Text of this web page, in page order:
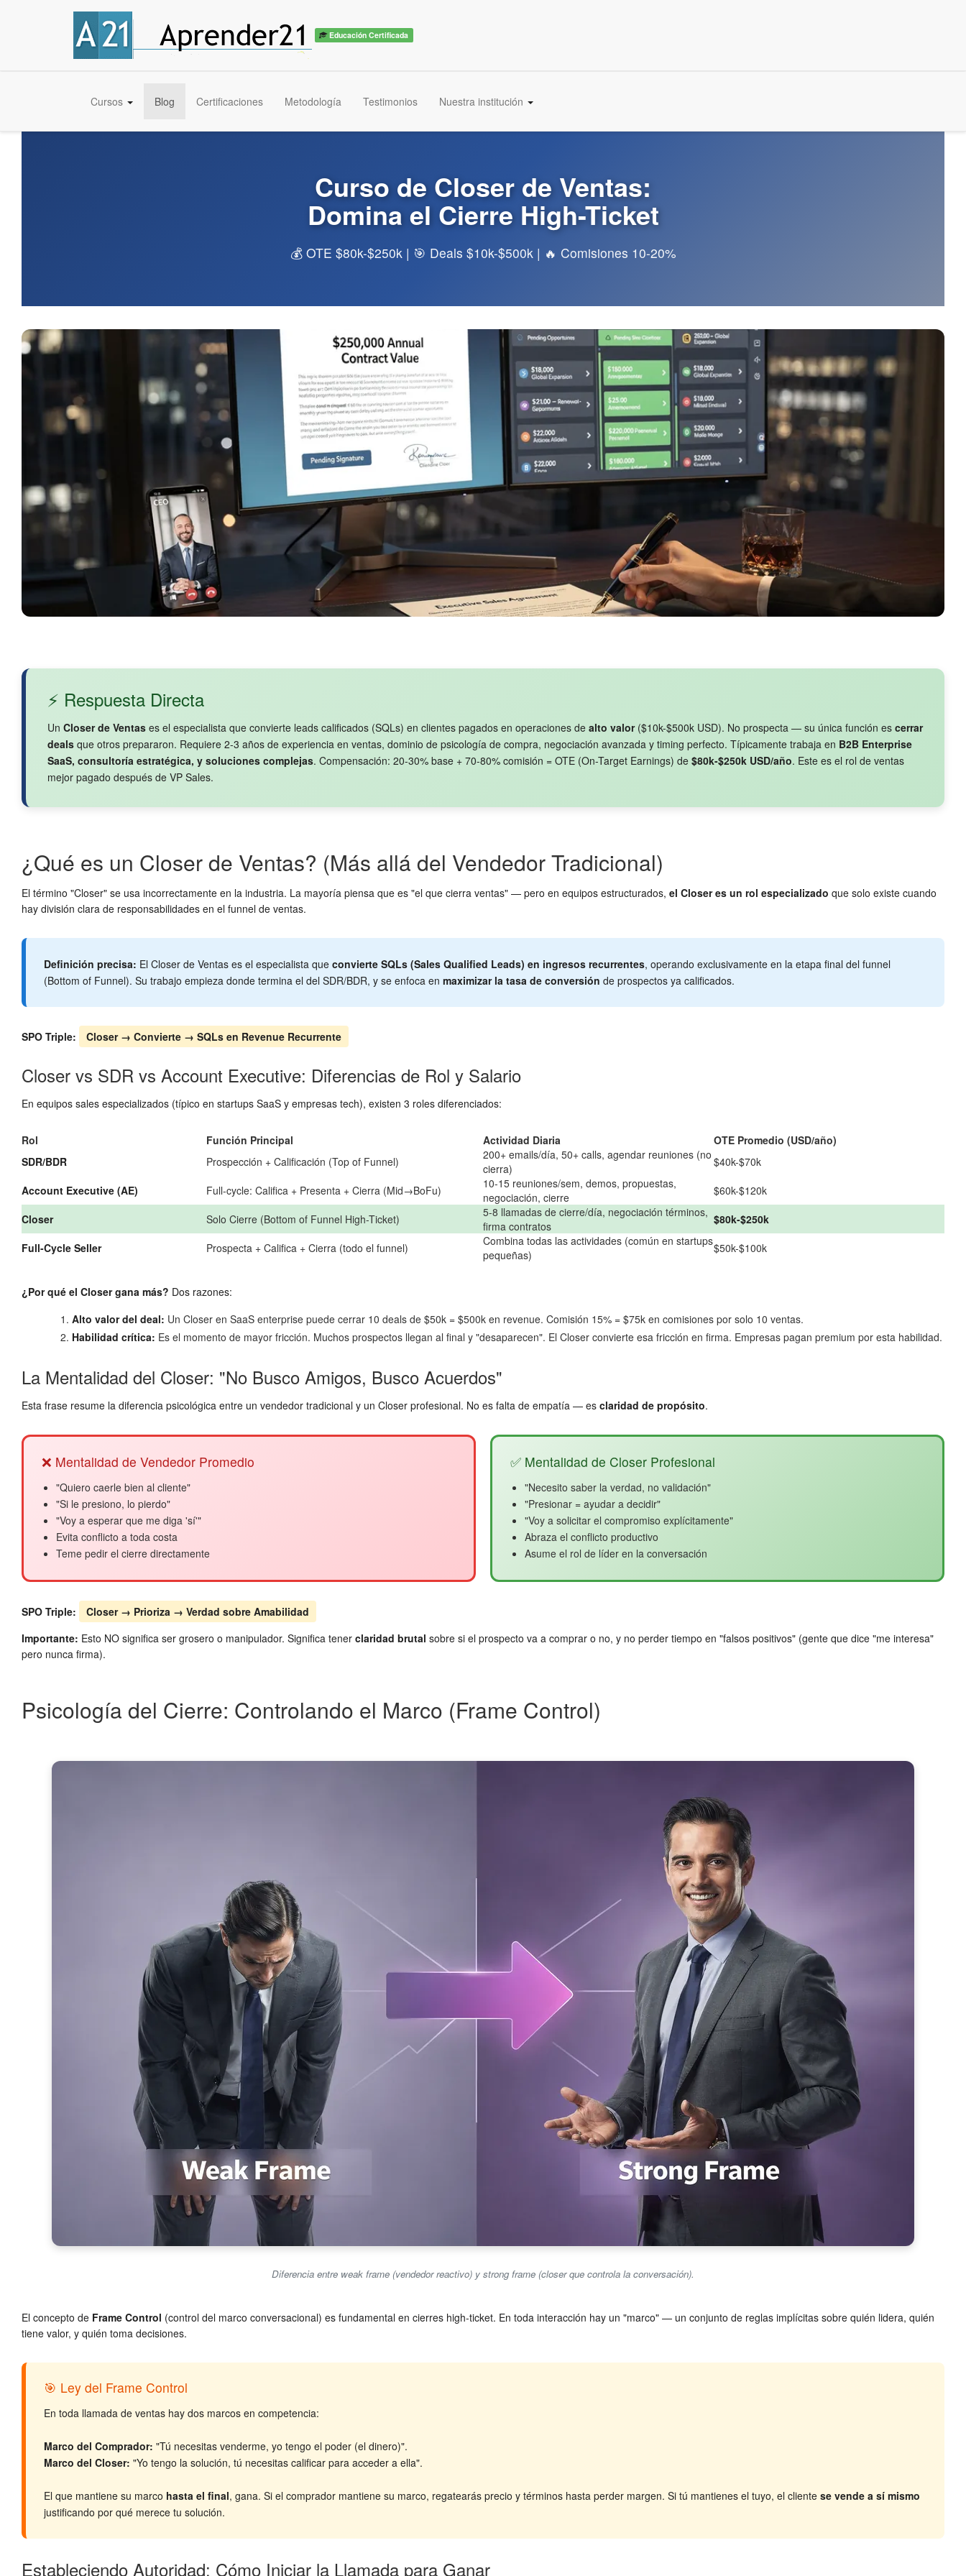
Educación Certificada
Cursos Blog Certificaciones Metodología Testimonios Nuestra institución
Curso de Closer de Ventas:
Domina el Cierre High-Ticket
💰 OTE $80k-$250k | 🎯 Deals $10k-$500k | 🔥 Comisiones 10-20%
⚡ Respuesta Directa
Un Closer de Ventas es el especialista que convierte leads calificados (SQLs) en clientes pagados en operaciones de alto valor($10k-$500k USD). No prospecta — su única función es cerrar
deals que otros prepararon. Requiere 2-3 años de experiencia en ventas, dominio de psicología de compra, negociación avanzada y timing perfecto. Típicamente trabaja en B2B Enterprise
SaaS, consultoría estratégica, y soluciones complejas. Compensación: 20-30% base + 70-80% comisión = OTE (On-Target Earnings) de $80k-$250k USD/año. Este es el rol de ventas
mejor pagado después de VP Sales.
¿Qué es un Closer de Ventas? (Más allá del Vendedor Tradicional)
El término "Closer" se usa incorrectamente en la industria. La mayoría piensa que es "el que cierra ventas" — pero en equipos estructurados, el Closer es un rol especializado que solo existe cuando
hay división clara de responsabilidades en el funnel de ventas.
Definición precisa: El Closer de Ventas es el especialista que convierte SQLs (Sales Qualified Leads) en ingresos recurrentes, operando exclusivamente en la etapa final del funnel
(Bottom of Funnel). Su trabajo empieza donde termina el del SDR/BDR, y se enfoca en maximizar la tasa de conversión de prospectos ya calificados.
SPO Triple: Closer → Convierte → SQLs en Revenue Recurrente
Closer vs SDR vs Account Executive: Diferencias de Rol y Salario
En equipos sales especializados (típico en startups SaaS y empresas tech), existen 3 roles diferenciados:
Rol Función Principal Actividad Diaria
OTE Promedio (USD/año)
SDR/BDR
Prospección + Calificación (Top of Funnel)
200+ emails/día, 50+ calls, agendar reuniones (no
cierra)
$40k-$70k
Account Executive (AE)
Full-cycle: Califica + Presenta + Cierra (Mid→BoFu)
10-15 reuniones/sem, demos, propuestas,
negociación, cierre
$60k-$120k
Closer
Solo Cierre (Bottom of Funnel High-Ticket)
5-8 llamadas de cierre/día, negociación términos,
firma contratos
$80k-$250k
Full-Cycle Seller
Prospecta + Califica + Cierra (todo el funnel)
Combina todas las actividades (común en startups
pequeñas)
$50k-$100k
¿Por qué el Closer gana más? Dos razones:
Alto valor del deal: Un Closer en SaaS enterprise puede cerrar 10 deals de $50k = $500k en revenue. Comisión 15% = $75k en comisiones por solo 10 ventas.
Habilidad crítica: Es el momento de mayor fricción. Muchos prospectos llegan al final y "desaparecen". El Closer convierte esa fricción en firma. Empresas pagan premium por esta habilidad.
La Mentalidad del Closer: "No Busco Amigos, Busco Acuerdos"
Esta frase resume la diferencia psicológica entre un vendedor tradicional y un Closer profesional. No es falta de empatía — es claridad de propósito.
❌ Mentalidad de Vendedor Promedio
"Quiero caerle bien al cliente"
"Si le presiono, lo pierdo"
"Voy a esperar que me diga 'sí'"
Evita conflicto a toda costa
Teme pedir el cierre directamente
✅ Mentalidad de Closer Profesional
"Necesito saber la verdad, no validación"
"Presionar = ayudar a decidir"
"Voy a solicitar el compromiso explícitamente"
Abraza el conflicto productivo
Asume el rol de líder en la conversación
SPO Triple:
Closer → Prioriza → Verdad sobre Amabilidad
Importante: Esto NO significa ser grosero o manipulador. Significa tener claridad brutal sobre si el prospecto va a comprar o no, y no perder tiempo en "falsos positivos" (gente que dice "me interesa"
pero nunca firma).
Psicología del Cierre: Controlando el Marco (Frame Control)
Diferencia entre weak frame (vendedor reactivo) y strong frame (closer que controla la conversación).
El concepto de Frame Control (control del marco conversacional) es fundamental en cierres high-ticket. En toda interacción hay un "marco" — un conjunto de reglas implícitas sobre quién lidera, quién
tiene valor, y quién toma decisiones.
🎯 Ley del Frame Control
En toda llamada de ventas hay dos marcos en competencia:
Marco del Comprador: "Tú necesitas venderme, yo tengo el poder (el dinero)".
Marco del Closer: "Yo tengo la solución, tú necesitas calificar para acceder a ella".
El que mantiene su marco hasta el final, gana. Si el comprador mantiene su marco, regatearás precio y términos hasta perder margen. Si tú mantienes el tuyo, el cliente se vende a sí mismo
justificando por qué merece tu solución.
Estableciendo Autoridad: Cómo Iniciar la Llamada para Ganar